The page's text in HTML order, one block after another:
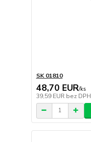
SK 01810
48,70 EUR/ks
39,59 EUR bez DPH